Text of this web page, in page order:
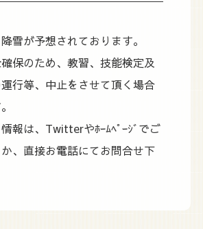
雪が予想されております。
保のため、教習、技能検定及
行等、中止をさせて頂く場合
報は、Twitterやﾎｰﾑﾍﾟｰｼﾞでご
、直接お電話にてお問合せ下